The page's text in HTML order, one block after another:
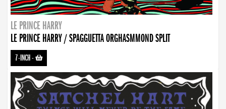
LE PRINCE HARRY
LE PRINCE HARRY / SPAGGUETTA ORGHASMMOND SPLIT
7-INCH-